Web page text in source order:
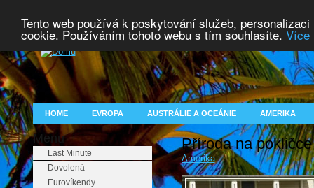
Tento web používá k poskytování služeb,
cookie. Používáním tohoto webu s tím souhlasíte. Více
HOME EVROPA AUSTRÁLIE A OCEÁNIE AMERIKA
Menu
Last Minute
Dovolená
Eurovíkendy
Příroda na
Amerika